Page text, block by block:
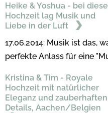
Heike & Yoshua - bei
Hochzeit lag Musik und
Liebe in der Luft
17.06.2014: Musik ist das,
perfekte Anlass für eine
Kristina & Tim - Royale
Hochzeit mit natürlicher
Eleganz und zauberhaften
Details, Aachen/Belgien